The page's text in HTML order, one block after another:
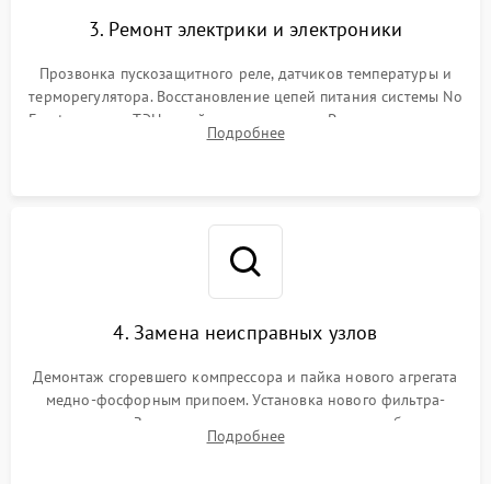
3. Ремонт электрики и электроники
Прозвонка пускозащитного реле, датчиков температуры и
терморегулятора. Восстановление цепей питания системы No
Frost, включая ТЭН оттайки и вентилятор. Ремонт или замена
платы управления при сбоях алгоритмов.
Подробнее
4. Замена неисправных узлов
Демонтаж сгоревшего компрессора и пайка нового агрегата
медно-фосфорным припоем. Установка нового фильтра-
осушителя. Замена изношенных вентиляторов обдува,
сломанных заслонок или поврежденных дверных петель.
Подробнее